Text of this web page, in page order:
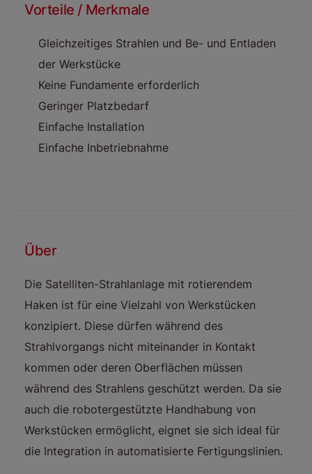
Vorteile / Merkmale
Gleichzeitiges Strahlen und Be- und Entladen
der Werkstücke
Keine Fundamente erforderlich
Geringer Platzbedarf
Einfache Installation
Einfache Inbetriebnahme
Über
Die Satelliten-Strahlanlage mit rotierendem
Haken ist für eine Vielzahl von Werkstücken
konzipiert. Diese dürfen während des
Strahlvorgangs nicht miteinander in Kontakt
kommen oder deren Oberflächen müssen
während des Strahlens geschützt werden. Da sie
auch die robotergestützte Handhabung von
Werkstücken ermöglicht, eignet sie sich ideal für
die Integration in automatisierte Fertigungslinien.